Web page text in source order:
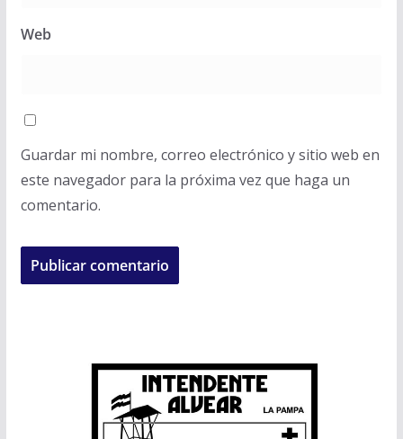
Web
Guardar mi nombre, correo electrónico y sitio web en
este navegador para la próxima vez que haga un
comentario.